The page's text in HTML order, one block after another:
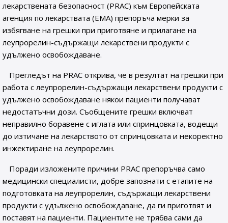
лекарствената безопасност (PRAC) към Европейската
агенция по лекарствата (EMA) препоръча мерки за
избягване на грешки при приготвяне и прилагане на
леупрорелин-съдържащи лекарствени продукти с
удължено освобождаване.
Прегледът на PRAC открива, че в резултат на грешки при
работа с леупрорелин-съдържащи лекарствени продукти с
удължено освобождаване някои пациенти получават
недостатъчни дози. Съобщените грешки включват
неправилно боравене с иглата или спринцовката, водещи
до изтичане на лекарството от спринцовката и некоректно
инжектиране на леупрорелин.
Поради изложените причини PRAC препоръчва само
медицински специалисти, добре запознати с етапите на
подготовката на леупрорелин, съдържащи лекарствени
продукти с удължено освобождаване, да ги приготвят и
поставят на пациенти. Пациентите не трябва сами да